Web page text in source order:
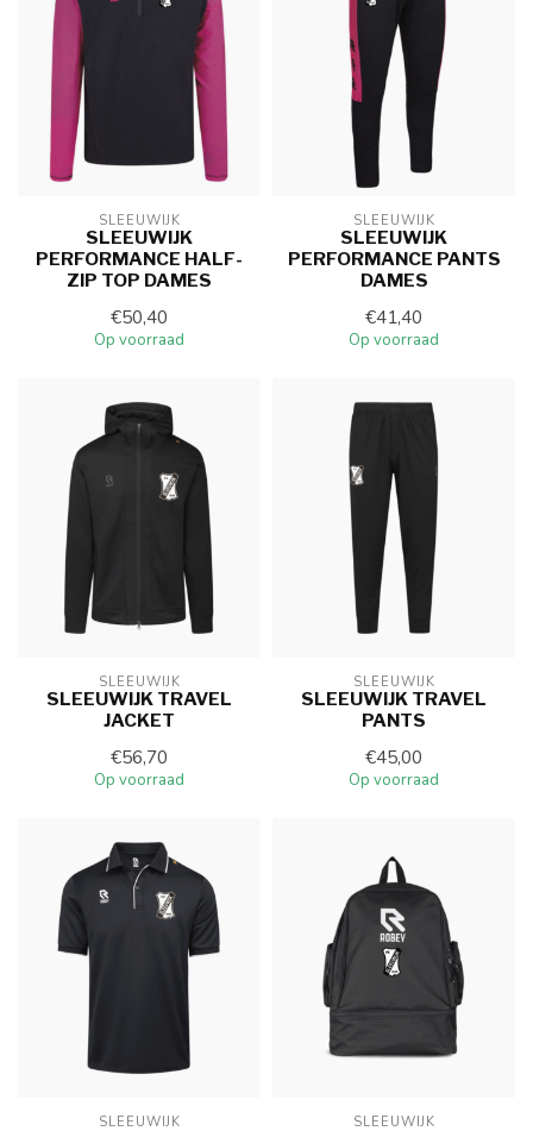
SLEEUWIJK
SLEEUWIJK
PERFORMANCE HALF-
ZIP TOP DAMES
€50,40
Op voorraad
SLEEUWIJK
SLEEUWIJK
PERFORMANCE PANTS
DAMES
€41,40
Op voorraad
SLEEUWIJK
SLEEUWIJK TRAVEL
JACKET
€56,70
Op voorraad
SLEEUWIJK
SLEEUWIJK TRAVEL
PANTS
€45,00
Op voorraad
SLEEUWIJK SLEEUWIJK